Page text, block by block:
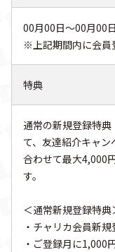
00月00日〜00月00日
※上記期間内に会員
特典
通常の新規登録特
て、友達紹介キャン
合わせて最大4,000
す。
＜通常新規登録特典
・チャリカ会員新
・ご登録月に1,000